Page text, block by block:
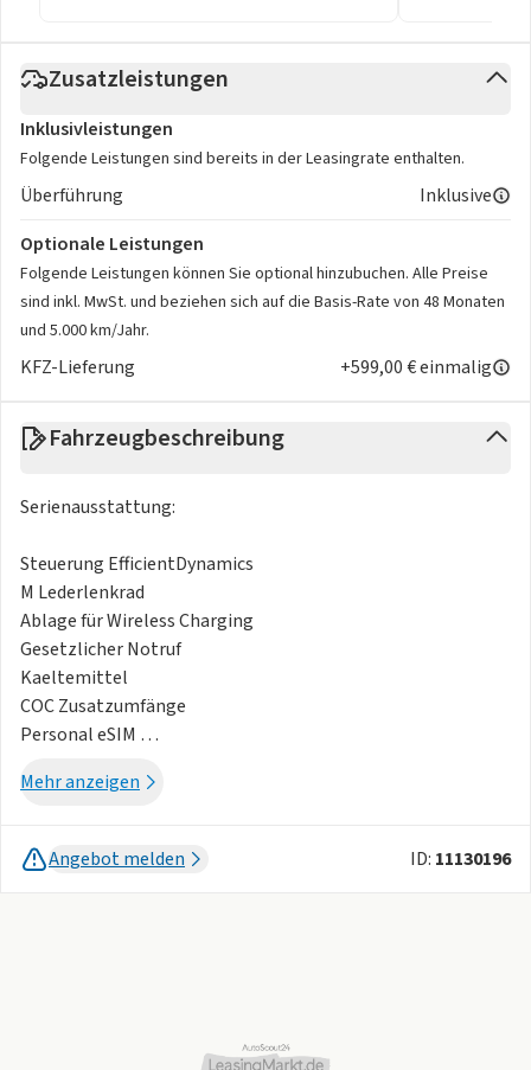
Zusatzleistungen
Inklusivleistungen
Folgende Leistungen sind bereits in der Leasingrate enthalten.
Überführung
Inklusive
Optionale Leistungen
Folgende Leistungen können Sie optional hinzubuchen. Alle Preise
sind inkl. MwSt. und beziehen sich auf die Basis-Rate von 48 Monaten
und 5.000 km/Jahr.
KFZ-Lieferung +599,00 € einmalig
Fahrzeugbeschreibung
Serienausstattung:
Steuerung EfficientDynamics
M Lederlenkrad
Ablage für Wireless Charging
Gesetzlicher Notruf
Kaeltemittel
COC Zusatzumfänge
Personal eSIM
M Hochglanz Shadow Line
Active Guard
Fernlichtassistent
Mehr anzeigen
Angebot melden ID: 11130196